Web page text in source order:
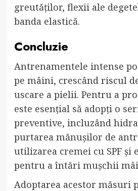
greutăților, flexii ale
banda elastică.
Concluzie
Antrenamentele intense
pe mâini, crescând riscul
uscare a pielii. Pentru a
este esențial să adopți o
preventive, incluzând
purtarea mănușilor de
utilizarea cremei cu SPF și
pentru a întări mușchii
Adoptarea acestor măsuri